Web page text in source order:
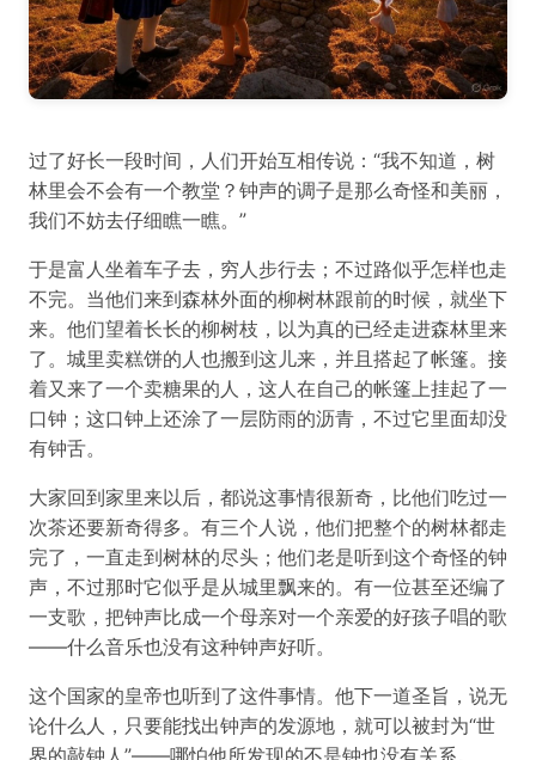
过了好长一段时间，人们开始互相传说：“我不知道，树
林里会不会有一个教堂？钟声的调子是那么奇怪和美丽，
我们不妨去仔细瞧一瞧。”
于是富人坐着车子去，穷人步行去；不过路似乎怎样也走
不完。当他们来到森林外面的柳树林跟前的时候，就坐下
来。他们望着长长的柳树枝，以为真的已经走进森林里来
了。城里卖糕饼的人也搬到这儿来，并且搭起了帐篷。接
着又来了一个卖糖果的人，这人在自己的帐篷上挂起了一
口钟；这口钟上还涂了一层防雨的沥青，不过它里面却没
有钟舌。
大家回到家里来以后，都说这事情很新奇，比他们吃过一
次茶还要新奇得多。有三个人说，他们把整个的树林都走
完了，一直走到树林的尽头；他们老是听到这个奇怪的钟
声，不过那时它似乎是从城里飘来的。有一位甚至还编了
一支歌，把钟声比成一个母亲对一个亲爱的好孩子唱的歌
——什么音乐也没有这种钟声好听。
这个国家的皇帝也听到了这件事情。他下一道圣旨，说无
论什么人，只要能找出钟声的发源地，就可以被封为“世
界的敲钟人”——哪怕他所发现的不是钟也没有关系。